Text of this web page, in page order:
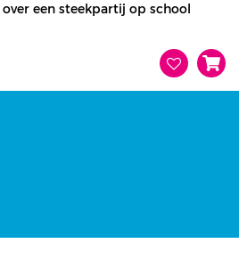
een steekpartij op school